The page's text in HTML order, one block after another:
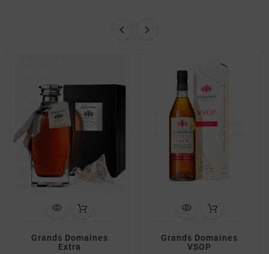
 
Grands Domaines
Extra
Grands Domaines
VSOP